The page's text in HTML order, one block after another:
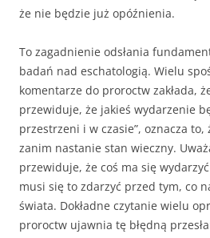
że nie będzie już opóźnienia.
To zagadnienie odsłania
badań nad eschatologią. Wielu
komentarze do proroctw zakłada,
przewiduje, że jakieś wydarzenie
przestrzeni i w czasie”, oznacza
zanim nastanie stan wieczny.
przewiduje, że coś ma się
musi się to zdarzyć przed tym, co
świata. Dokładne czytanie wielu
proroctw ujawnia tę błędną